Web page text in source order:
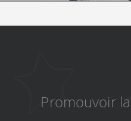
Promouvoir